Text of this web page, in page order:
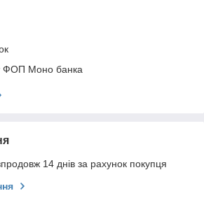
ФОП Моно банка
14 днів за рахунок покупця